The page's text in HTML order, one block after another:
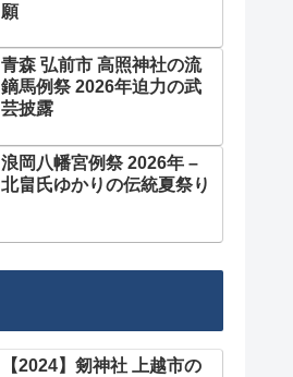
願
青森 弘前市 高照神社の流
鏑馬例祭 2026年迫力の武
芸披露
浪岡八幡宮例祭 2026年 –
北畠氏ゆかりの伝統夏祭り
【2024】剱神社 上越市の